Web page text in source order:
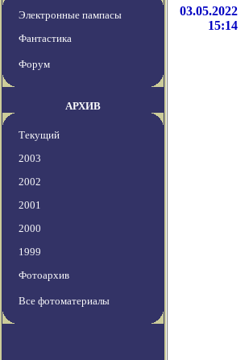
Электронные пампасы
Фантастика
Форум
АРХИВ
Текущий
2003
2002
2001
2000
1999
Фотоархив
Все фотоматериалы
03.05.2022
15:14